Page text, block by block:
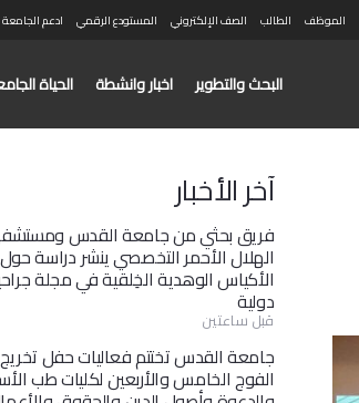
الموظف الطالب الصف الإلكتروني المستودع الرقمي ادعم الجامعة
البحث والتطوير اخبار وانشطة الحياة
آخر الأخبار
فريق بحثي من جامعة القدس
الهلال الأحمر التخصصي ينشر دراسة حول
الأكياس الوهدية الخِلقية في مجلة
دولية
قبل ساعتين
جامعة القدس تختتم فعاليات حفل تخريج
الفوج الخامس والأربعين لكليات طب